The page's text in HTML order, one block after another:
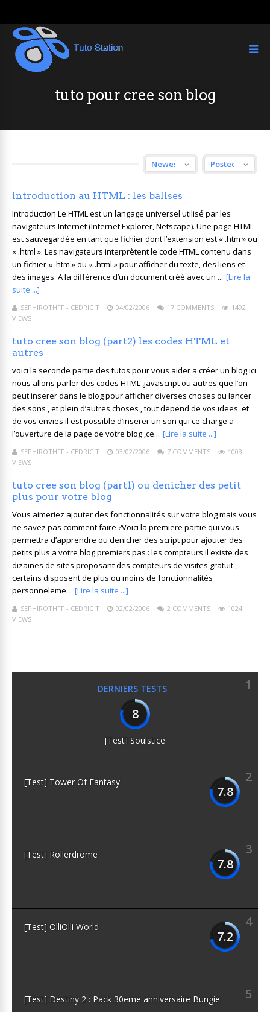
tuto pour cree son blog
introduction au HTML : les balises
Introduction Le HTML est un langage universel utilisé par les
navigateurs Internet (Internet Explorer, Netscape). Une page HTML
est sauvegardée en tant que fichier dont l’extension est « .htm » ou
« .html ». Les navigateurs interprètent le code HTML contenu dans
un fichier « .htm » ou « .html » pour afficher du texte, des liens et
des images. A la différence d’un document créé avec un ... [Lire la
suite ...]
SEPHIROTHFF - CEDRIC T 04/02/2006 17 COMMENTS
1492
VIEWS
tuto cree son blog (part2) les codes HTML et
autres
voici la seconde partie des tutos pour vous aider a créer un blog ici
nous allons parler des codes HTML ,javascript ou autres que l’on
peut inserer dans le blog pour afficher diverses choses ou lancer
des sons , et plein d’autres choses , tout depend de vos idees et
de vos envies il est possible d’inserer un son qui ce charge a
l’ouverture de la page de votre blog ,ce... [Lire la suite ...]
SEPHIROTHFF - CEDRIC T 03/02/2006 7 COMMENTS
1003
VIEWS
tuto cree son blog (part1) ou denicher des petit
plus pour votre blog
Vous aimeriez ajouter des fonctionnalités sur votre blog mais vous
ne savez pas comment faire ?Voici la premiere partie qui vous
permettra d’apprendre ou denicher des script pour ajouter des
petits plus a votre blog premiers pas : les compteurs il existe des
dizaines de sites proposant des compteurs de visites gratuit ,
certains disposent de plus ou moins de fonctionnalités
personneleme... [Lire la suite ...]
SEPHIROTHFF - CEDRIC T 02/02/2006 2 COMMENTS
1024
VIEWS
DERNIERS TESTS
1
8
[Test] Soulstice
2
7.8
[Test] Tower Of Fantasy
3
7.8
[Test] Rollerdrome
4
7.2
[Test] OlliOlli World
5
[Test] Destiny 2 : Pack 30eme anniversaire Bungie